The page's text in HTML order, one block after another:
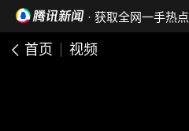
· 获取全网一手热点
首页 视频